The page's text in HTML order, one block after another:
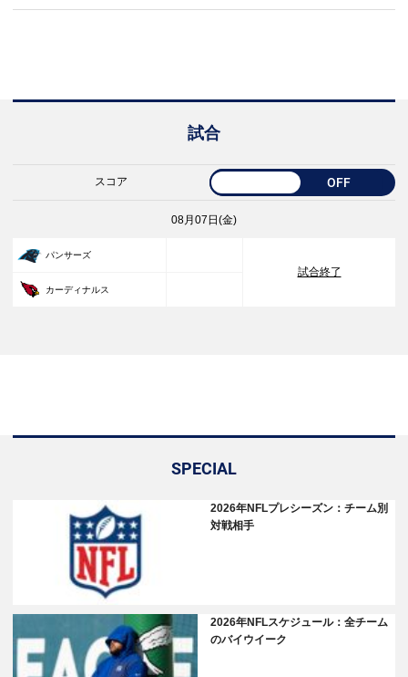
試合
スコア OFF
08月07日(金)
パンサーズ
試合終了
カーディナルス
SPECIAL
2026年NFLプレシーズン：チーム別
対戦相手
2026年NFLスケジュール：全チーム
のバイウイーク